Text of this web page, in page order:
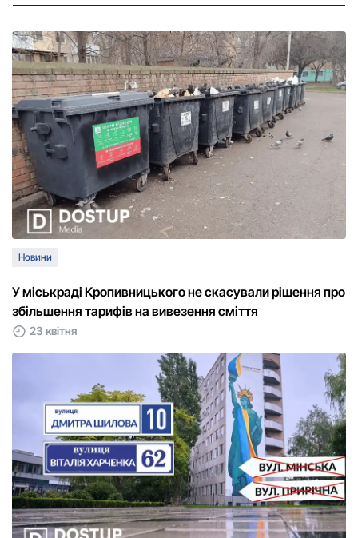
Новини
У міськраді Кропивницького не скасували рішення про
збільшення тарифів на вивезення сміття
23 квітня